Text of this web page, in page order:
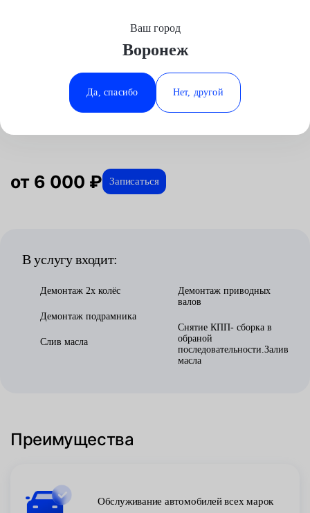
Минеральные Воды
Ростов-на-Дону
Ставрополь
Ваш город
Воронеж
Да, спасибо Нет, другой
ОтзывыАвтосервис
Замена МКПП для SEAT в
Воронеже
от 6 000 ₽ Записаться
В услугу входит:
Демонтаж 2х колёс
Демонтаж подрамника
Слив масла
Демонтаж приводных
валов
Снятие КПП- сборка в
обраной
последовательности.Залив
масла
Преимущества
Обслуживание автомобилей всех марок